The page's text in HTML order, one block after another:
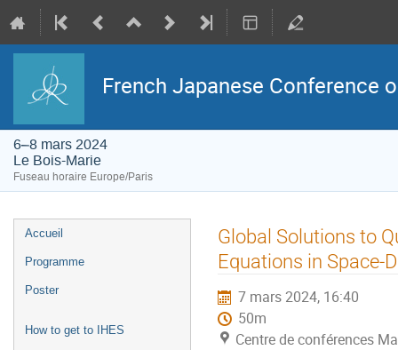
French Japanese Conference
6–8 mars 2024
Le Bois-Marie
Fuseau horaire Europe/Paris
Menu
de
l'événement
Accueil
Programme
Poster
How to get to IHES
Global Solutions to
Equations in Space-
7 mars 2024, 16:40
50m
Centre de conférences